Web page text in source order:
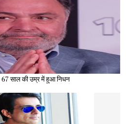
67 साल की उम्र में हुआ निधन